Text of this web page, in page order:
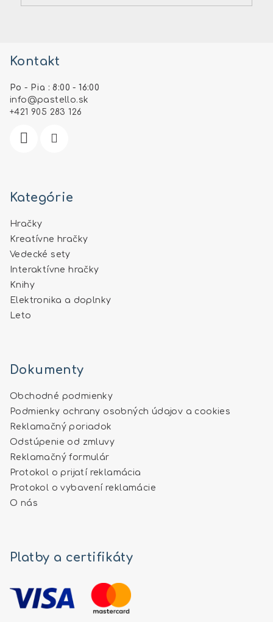
Kontakt
Po - Pia : 8:00 - 16:00
info @pastello.sk
+421 905 283 126
Kategórie
Hračky
Kreatívne hračky
Vedecké sety
Interaktívne hračky
Knihy
Elektronika a doplnky
Leto
Dokumenty
Obchodné podmienky
Podmienky ochrany osobných údajov a cookies
Reklamačný poriadok
Odstúpenie od zmluvy
Reklamačný formulár
Protokol o prijatí reklamácia
Protokol o vybavení reklamácie
O nás
Platby a certifikáty